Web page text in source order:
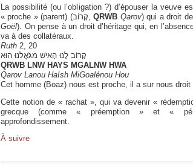
La possibilité (ou l’obligation ?) d’épouser la veuve
« proche » (parent) (קָרוֹב,QRWB Qarov
Goël). On pense à un droit d’héritage qui, en
va à des collatéraux.
Ruth 2, 20
קָרוֹב לָנוּ הָאִישׁ מִגֹּאֲלֵנוּ הוּא
QRWB LNW HAYS MGALNW HWA
Qarov Lanou HaIsh MiGoalénou Hou
Cet homme (Boaz) nous est proche, il a sur nous droit
Cette notion de « rachat », qui va devenir «
grecque (comme « préemption » et «
approfondissement.
À suivre